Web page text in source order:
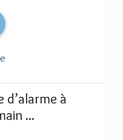
à
...